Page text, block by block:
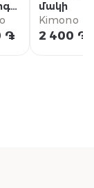
֏
մակի
Kimono
2 400 ֏